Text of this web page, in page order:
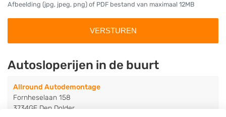
Afbeelding (jpg, jpeg, png) of PDF bestand van maximaal 12MB
Autosloperijen in de buurt
Allround Autodemontage
Fornheselaan 158
3734GE Den Dolder